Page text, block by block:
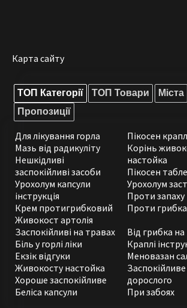
Карта сайту
ТОП Категорії ТОП Товари
Міста
Пропозиції
Для лікування горла
Мазь від радикуліту
Нешкідливі
заспокійливі засоби
Урохолум капсули
інструкція
Крем протигрибковий
Живокост артолія
Пікосен
Корінь
настойка
Пікосен
Урохолум
Проти запаху
Проти грибка
Заспокійливі на травах
Біль у горлі ліки
Екзік відгуки
Живокосту настойка
Хороше заспокійливе
Беліса капсули
Від грибка на
Краплі
Меновазан
Заспокійливе
дорослого
При забоях